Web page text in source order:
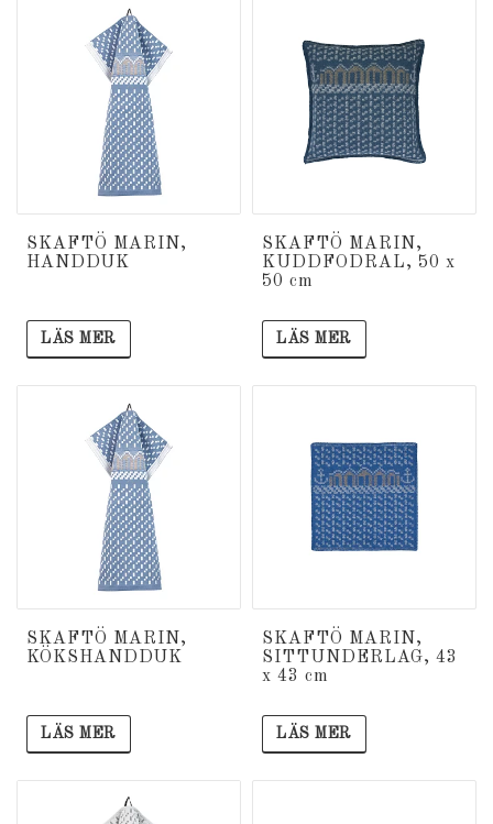
SKAFTÖ MARIN,
HANDDUK
LÄS MER
SKAFTÖ MARIN,
KUDDFODRAL, 50 x
50 cm
LÄS MER
SKAFTÖ MARIN,
KÖKSHANDDUK
LÄS MER
SKAFTÖ MARIN,
SITTUNDERLAG, 43
x 43 cm
LÄS MER